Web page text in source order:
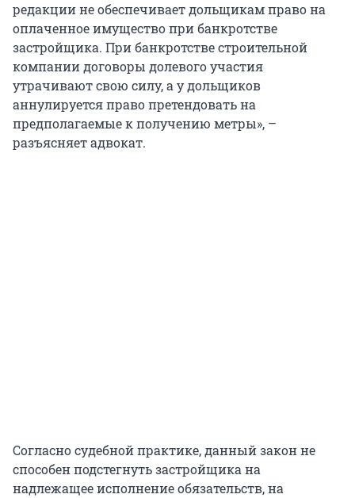
редакции не обеспечивает дольщикам право на
оплаченное имущество при банкротстве
застройщика. При банкротстве строительной
компании договоры долевого участия
утрачивают свою силу, а у дольщиков
аннулируется право претендовать на
предполагаемые к получению метры», –
разъясняет адвокат.
Согласно судебной практике, данный закон не
способен подстегнуть застройщика на
надлежащее исполнение обязательств, на